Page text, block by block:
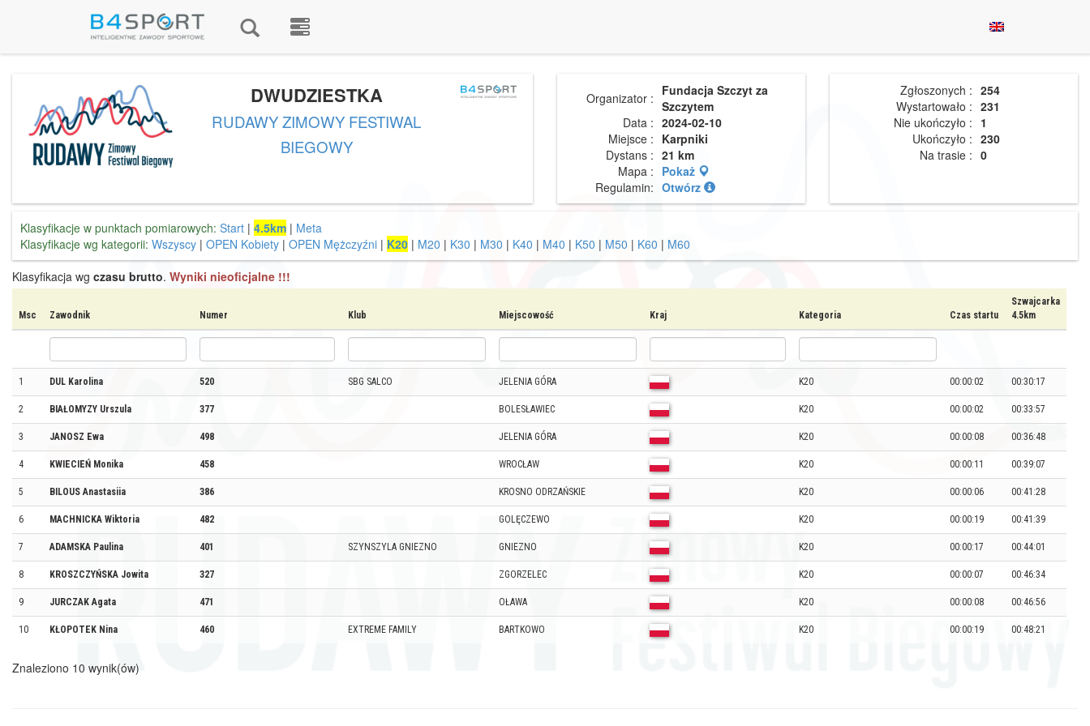
DWUDZIESTKA
RUDAWY ZIMOWY FESTIWAL
BIEGOWY
Organizator : Fundacja Szczyt za
Szczytem
Data : 2024-02-10
Miejsce : Karpniki
Dystans : 21 km
Mapa : Pokaż
Regulamin: Otwórz
Zgłoszonych : 254
Wystartowało : 231
Nie ukończyło : 1
Ukończyło : 230
Na trasie : 0
Klasyfikacje w punktach pomiarowych: Start | 4.5km | Meta
Klasyfikacje wg kategorii: Wszyscy | OPEN Kobiety | OPEN Mężczyźni | K20 | M20 | K30 | M30 | K40 | M40 | K50 | M50 | K60 | M60
Klasyfikacja wg czasu brutto. Wyniki nieoficjalne !!!
Msc Zawodnik Numer Klub Miejscowość Kraj Kategoria Czas startu
Szwajcarka
4.5km
1 DUL Karolina 520 SBG SALCO JELENIA GÓRA K20 00:00:02 00:30:17
2 BIAŁOMYZY Urszula 377 BOLESŁAWIEC K20 00:00:02 00:33:57
3 JANOSZ Ewa 498 JELENIA GÓRA K20 00:00:08 00:36:48
4 KWIECIEŃ Monika 458 WROCŁAW K20 00:00:11 00:39:07
5 BILOUS Anastasiia 386 KROSNO ODRZAŃSKIE K20 00:00:06 00:41:28
6 MACHNICKA Wiktoria 482 GOLĘCZEWO K20 00:00:19 00:41:39
7 ADAMSKA Paulina 401 SZYNSZYLA GNIEZNO GNIEZNO K20 00:00:17 00:44:01
8 KROSZCZYŃSKA Jowita 327 ZGORZELEC K20 00:00:07 00:46:34
9 JURCZAK Agata 471 OŁAWA K20 00:00:08 00:46:56
10 KŁOPOTEK Nina 460 EXTREME FAMILY BARTKOWO K20 00:00:19 00:48:21
Znaleziono 10 wynik(ów)